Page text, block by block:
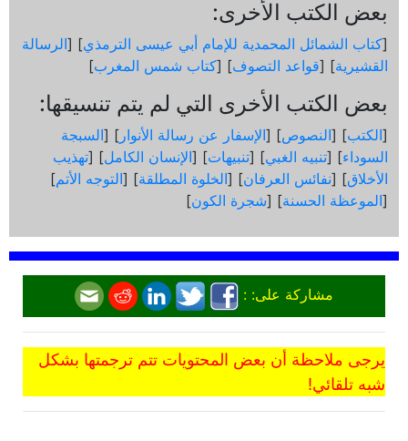
بعض الكتب الأخرى:
[كتاب الشمائل المحمدية للإمام أبي عيسى الترمذي] [الرسالة
القشيرية] [قواعد التصوف] [كتاب شمس المغرب]
بعض الكتب الأخرى التي لم يتم تنسيقها:
[الكتب] [النصوص] [الإسفار عن رسالة الأنوار ] [السبجة
السوداء] [تنبيه الغبي] [تنبيهات] [الإنسان الكامل] [تهذيب
الأخلاق] [نفائس العرفان] [الخلوة المطلقة] [التوجه الأتم]
[الموعظة الحسنة] [شجرة الكون]
مشاركة على: :
يرجى ملاحظة أن بعض المحتويات تتم ترجمتها بشكل
شبه تلقائي!